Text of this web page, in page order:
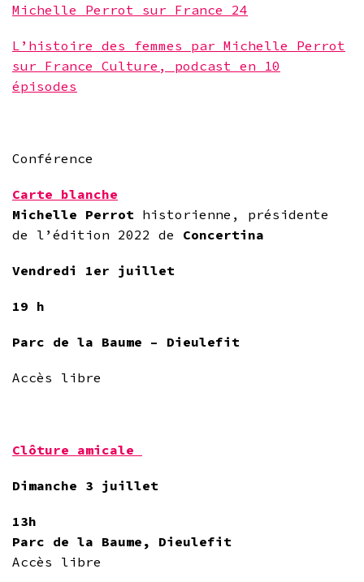
Michelle Perrot sur France 24
L’histoire des femmes par Michelle Perrot
sur France Culture, podcast en 10
épisodes
Conférence
Carte blanche
Michelle Perrot historienne, présidente
de l’édition 2022 de Concertina
Vendredi 1er juillet
19 h
Parc de la Baume – Dieulefit
Accès libre
Clôture amicale
Dimanche 3 juillet
13h
Parc de la Baume, Dieulefit
Accès libre